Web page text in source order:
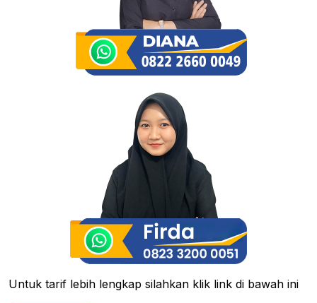
Untuk tarif lebih lengkap silahkan klik link di bawah ini